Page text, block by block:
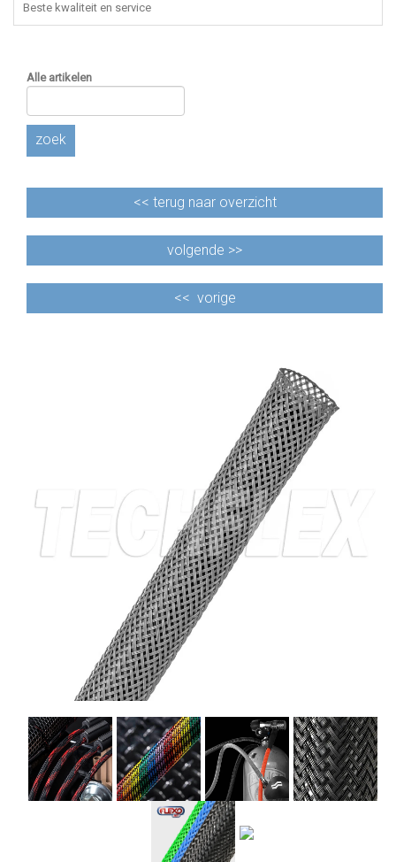
Beste kwaliteit en service
Alle artikelen
zoek
<< terug naar overzicht
volgende >>
<< vorige